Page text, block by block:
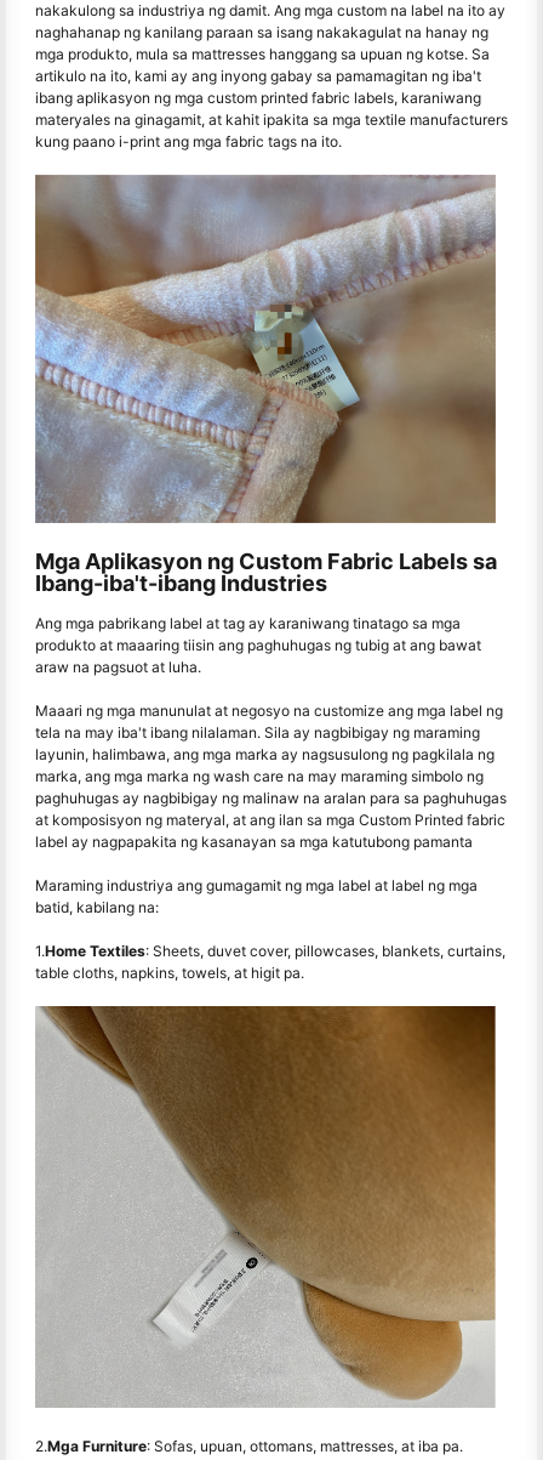
nakakulong sa industriya ng damit. Ang mga custom na label na ito ay
naghahanap ng kanilang paraan sa isang nakakagulat na hanay ng
mga produkto, mula sa mattresses hanggang sa upuan ng kotse. Sa
artikulo na ito, kami ay ang inyong gabay sa pamamagitan ng iba't
ibang aplikasyon ng mga custom printed fabric labels, karaniwang
materyales na ginagamit, at kahit ipakita sa mga textile manufacturers
kung paano i-print ang mga fabric tags na ito.
Mga Aplikasyon ng Custom Fabric Labels sa
Ibang-iba't-ibang Industries
Ang mga pabrikang label at tag ay karaniwang tinatago sa mga
produkto at maaaring tiisin ang paghuhugas ng tubig at ang bawat
araw na pagsuot at luha.
Maaari ng mga manunulat at negosyo na customize ang mga label ng
tela na may iba't ibang nilalaman. Sila ay nagbibigay ng maraming
layunin, halimbawa, ang mga marka ay nagsusulong ng pagkilala ng
marka, ang mga marka ng wash care na may maraming simbolo ng
paghuhugas ay nagbibigay ng malinaw na aralan para sa paghuhugas
at komposisyon ng materyal, at ang ilan sa mga Custom Printed fabric
label ay nagpapakita ng kasanayan sa mga katutubong pamanta
Maraming industriya ang gumagamit ng mga label at label ng mga
batid, kabilang na:
1.Home Textiles: Sheets, duvet cover, pillowcases, blankets, curtains,
table cloths, napkins, towels, at higit pa.
2.Mga Furniture: Sofas, upuan, ottomans, mattresses, at iba pa.